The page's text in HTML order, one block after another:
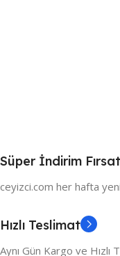
Süper İndirim
ceyizci.com her hafta
Hızlı Teslimat
Aynı Gün Kargo ve